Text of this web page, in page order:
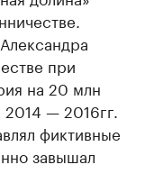
при
на 20 млн
— 2016гг.
фиктивные
завышал